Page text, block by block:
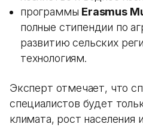
программы Erasmus
полные стипендии по
развитию сельских
технологиям.
Эксперт отмечает, что
специалистов будет
климата, рост населения